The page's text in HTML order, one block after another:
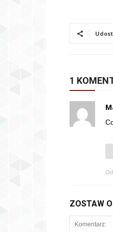
1
ZOSTAW